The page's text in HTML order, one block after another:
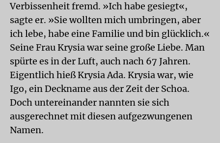
Verbissenheit fremd. »Ich habe gesiegt«,
sagte er. »Sie wollten mich umbringen, aber
ich lebe, habe eine Familie und bin glücklich.«
Seine Frau Krysia war seine große Liebe. Man
spürte es in der Luft, auch nach 67 Jahren.
Eigentlich hieß Krysia Ada. Krysia war, wie
Igo, ein Deckname aus der Zeit der Schoa.
Doch untereinander nannten sie sich
ausgerechnet mit diesen aufgezwungenen
Namen.